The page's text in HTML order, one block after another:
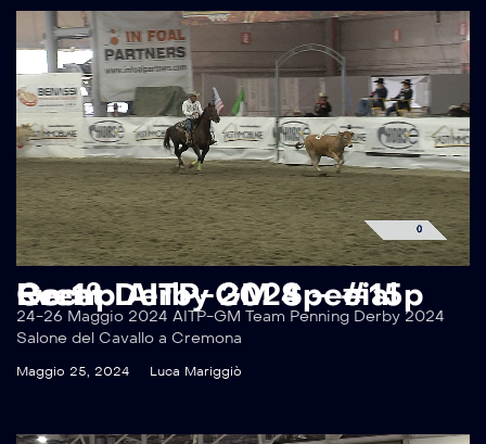
Recap AITP-GM Special Event Derby 2024 – #15p Go 1°
24-26 Maggio 2024 AITP-GM Team Penning Derby 2024
Salone del Cavallo a Cremona
Maggio 25, 2024 Luca Mariggiò